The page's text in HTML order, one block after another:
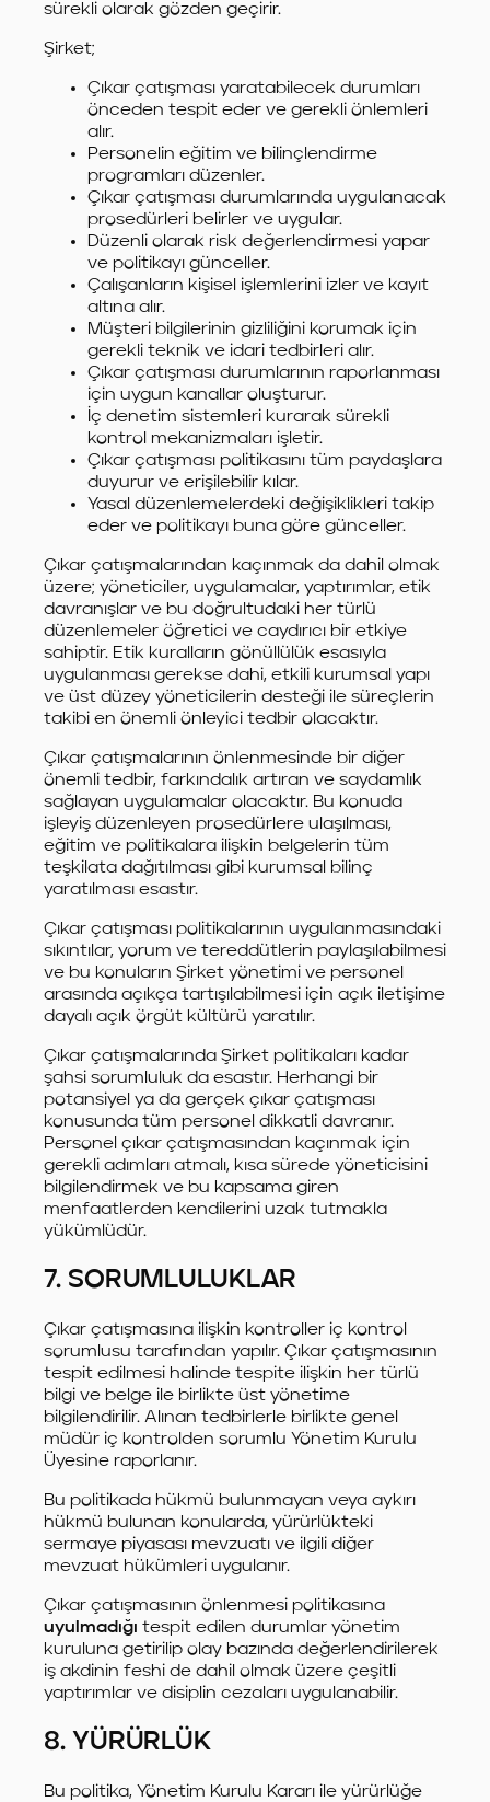
sürekli olarak gözden geçirir.
Şirket;
Çıkar çatışması yaratabilecek durumları
önceden tespit eder ve gerekli önlemleri
alır.
Personelin eğitim ve bilinçlendirme
programları düzenler.
Çıkar çatışması durumlarında uygulanacak
prosedürleri belirler ve uygular.
Düzenli olarak risk değerlendirmesi yapar
ve politikayı günceller.
Çalışanların kişisel işlemlerini izler ve kayıt
altına alır.
Müşteri bilgilerinin gizliliğini korumak için
gerekli teknik ve idari tedbirleri alır.
Çıkar çatışması durumlarının raporlanması
için uygun kanallar oluşturur.
İç denetim sistemleri kurarak sürekli
kontrol mekanizmaları işletir.
Çıkar çatışması politikasını tüm paydaşlara
duyurur ve erişilebilir kılar.
Yasal düzenlemelerdeki değişiklikleri takip
eder ve politikayı buna göre günceller.
Çıkar çatışmalarından kaçınmak da dahil olmak
üzere; yöneticiler, uygulamalar, yaptırımlar, etik
davranışlar ve bu doğrultudaki her türlü
düzenlemeler öğretici ve caydırıcı bir etkiye
sahiptir. Etik kuralların gönüllülük esasıyla
uygulanması gerekse dahi, etkili kurumsal yapı
ve üst düzey yöneticilerin desteği ile süreçlerin
takibi en önemli önleyici tedbir olacaktır.
Çıkar çatışmalarının önlenmesinde bir diğer
önemli tedbir, farkındalık artıran ve saydamlık
sağlayan uygulamalar olacaktır. Bu konuda
işleyiş düzenleyen prosedürlere ulaşılması,
eğitim ve politikalara ilişkin belgelerin tüm
teşkilata dağıtılması gibi kurumsal bilinç
yaratılması esastır.
Çıkar çatışması politikalarının uygulanmasındaki
sıkıntılar, yorum ve tereddütlerin paylaşılabilmesi
ve bu konuların Şirket yönetimi ve personel
arasında açıkça tartışılabilmesi için açık iletişime
dayalı açık örgüt kültürü yaratılır.
Çıkar çatışmalarında Şirket politikaları kadar
şahsi sorumluluk da esastır. Herhangi bir
potansiyel ya da gerçek çıkar çatışması
konusunda tüm personel dikkatli davranır.
Personel çıkar çatışmasından kaçınmak için
gerekli adımları atmalı, kısa sürede yöneticisini
bilgilendirmek ve bu kapsama giren
menfaatlerden kendilerini uzak tutmakla
yükümlüdür.
7. SORUMLULUKLAR
Çıkar çatışmasına ilişkin kontroller iç kontrol
sorumlusu tarafından yapılır. Çıkar çatışmasının
tespit edilmesi halinde tespite ilişkin her türlü
bilgi ve belge ile birlikte üst yönetime
bilgilendirilir. Alınan tedbirlerle birlikte genel
müdür iç kontrolden sorumlu Yönetim Kurulu
Üyesine raporlanır.
Bu politikada hükmü bulunmayan veya aykırı
hükmü bulunan konularda, yürürlükteki
sermaye piyasası mevzuatı ve ilgili diğer
mevzuat hükümleri uygulanır.
Çıkar çatışmasının önlenmesi politikasına
uyulmadığı tespit edilen durumlar yönetim
kuruluna getirilip olay bazında değerlendirilerek
iş akdinin feshi de dahil olmak üzere çeşitli
yaptırımlar ve disiplin cezaları uygulanabilir.
8. YÜRÜRLÜK
Bu politika, Yönetim Kurulu Kararı ile yürürlüğe